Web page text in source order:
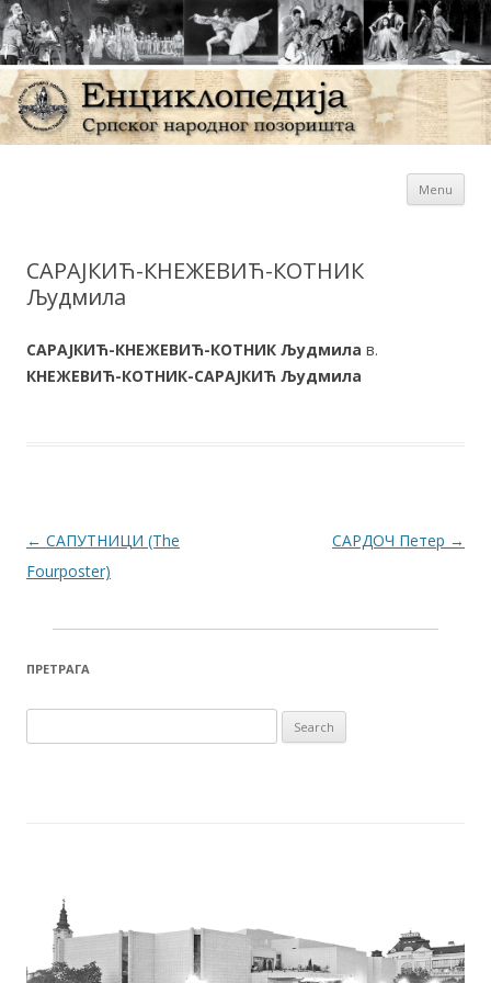
Енциклопедија СрпскогMenu
САРАЈКИЋ-КНЕЖЕВИЋ-КОТНИК
Људмила
САРАЈКИЋ-КНЕЖЕВИЋ-КОТНИК Људмила в.
КНЕЖЕВИЋ-КОТНИК-САРАЈКИЋ Људмила
Post navigation
← САПУТНИЦИ (The
Fourposter)
САРДОЧ Петер →
ПРЕТРАГА